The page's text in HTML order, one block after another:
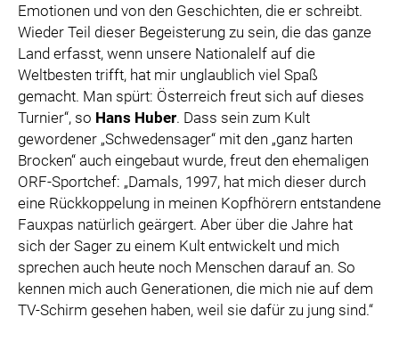
Emotionen und von den Geschichten, die er schreibt.
Wieder Teil dieser Begeisterung zu sein, die das ganze
Land erfasst, wenn unsere Nationalelf auf die
Weltbesten trifft, hat mir unglaublich viel Spaß
gemacht. Man spürt: Österreich freut sich auf dieses
Turnier“, so Hans Huber. Dass sein zum Kult
gewordener „Schwedensager“ mit den „ganz harten
Brocken“ auch eingebaut wurde, freut den ehemaligen
ORF-Sportchef: „Damals, 1997, hat mich dieser durch
eine Rückkoppelung in meinen Kopfhörern entstandene
Fauxpas natürlich geärgert. Aber über die Jahre hat
sich der Sager zu einem Kult entwickelt und mich
sprechen auch heute noch Menschen darauf an. So
kennen mich auch Generationen, die mich nie auf dem
TV-Schirm gesehen haben, weil sie dafür zu jung sind.“